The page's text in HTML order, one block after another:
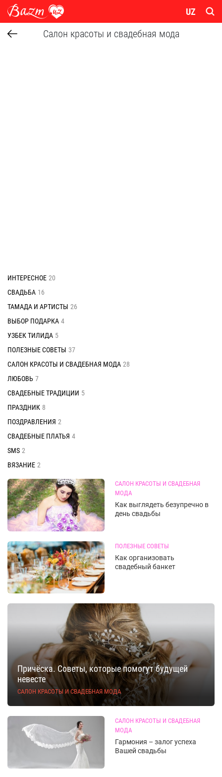
UZ
Салон красоты и свадебная мода
ИНТЕРЕСНОЕ 20
СВАДЬБА 16
ТАМАДА И АРТИСТЫ 26
ВЫБОР ПОДАРКА 4
УЗБЕК ТИЛИДА 5
ПОЛЕЗНЫЕ СОВЕТЫ 37
САЛОН КРАСОТЫ И СВАДЕБНАЯ МОДА 28
ЛЮБОВЬ 7
СВАДЕБНЫЕ ТРАДИЦИИ 5
ПРАЗДНИК 8
ПОЗДРАВЛЕНИЯ 2
СВАДЕБНЫЕ ПЛАТЬЯ 4
SMS 2
ВЯЗАНИЕ 2
САЛОН КРАСОТЫ И СВАДЕБНАЯ
МОДА
Как выглядеть безупречно в
день свадьбы
ПОЛЕЗНЫЕ СОВЕТЫ
Как организовать
свадебный банкет
Причёска. Советы, которые помогут будущей
невесте
САЛОН КРАСОТЫ И СВАДЕБНАЯ МОДА
САЛОН КРАСОТЫ И СВАДЕБНАЯ
МОДА
Гармония – залог успеха
Вашей свадьбы